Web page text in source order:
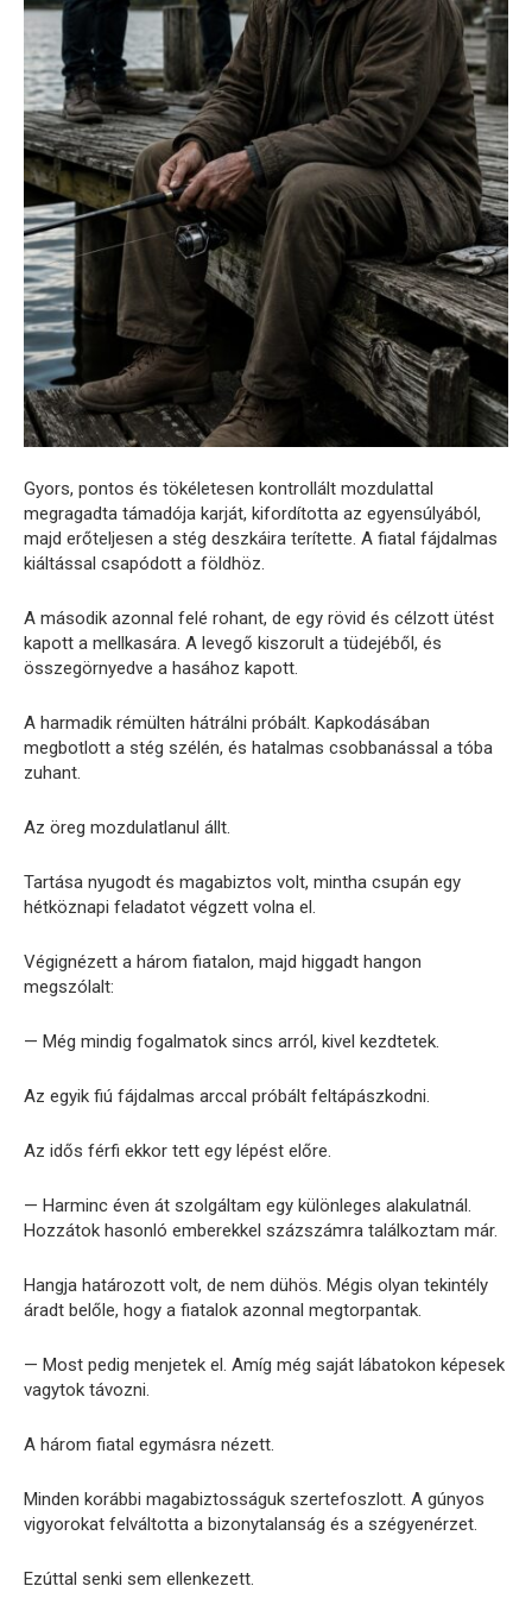
Gyors, pontos és tökéletesen kontrollált mozdulattal
megragadta támadója karját, kifordította az egyensúlyából,
majd erőteljesen a stég deszkáira terítette. A fiatal fájdalmas
kiáltással csapódott a földhöz.
A második azonnal felé rohant, de egy rövid és célzott ütést
kapott a mellkasára. A levegő kiszorult a tüdejéből, és
összegörnyedve a hasához kapott.
A harmadik rémülten hátrálni próbált. Kapkodásában
megbotlott a stég szélén, és hatalmas csobbanással a tóba
zuhant.
Az öreg mozdulatlanul állt.
Tartása nyugodt és magabiztos volt, mintha csupán egy
hétköznapi feladatot végzett volna el.
Végignézett a három fiatalon, majd higgadt hangon
megszólalt:
— Még mindig fogalmatok sincs arról, kivel kezdtetek.
Az egyik fiú fájdalmas arccal próbált feltápászkodni.
Az idős férfi ekkor tett egy lépést előre.
— Harminc éven át szolgáltam egy különleges alakulatnál.
Hozzátok hasonló emberekkel százszámra találkoztam már.
Hangja határozott volt, de nem dühös. Mégis olyan tekintély
áradt belőle, hogy a fiatalok azonnal megtorpantak.
— Most pedig menjetek el. Amíg még saját lábatokon képesek
vagytok távozni.
A három fiatal egymásra nézett.
Minden korábbi magabiztosságuk szertefoszlott. A gúnyos
vigyorokat felváltotta a bizonytalanság és a szégyenérzet.
Ezúttal senki sem ellenkezett.